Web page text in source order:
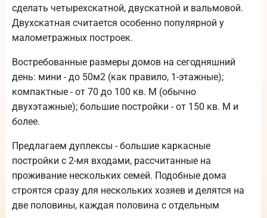
сделать четырехскатной, двускатной и вальмовой.
Двухскатная считается особенно популярной у
малометражных построек.
Востребованные размеры домов на сегодняшний
день: мини - до 50м2 (как правило, 1-этажные);
компактные - от 70 до 100 кв. М (обычно
двухэтажные); большие постройки - от 150 кв. М и
более.
Предлагаем дуплексы - большие каркасные
постройки с 2-мя входами, рассчитанные на
проживание нескольких семей. Подобные дома
строятся сразу для нескольких хозяев и делятся на
две половины, каждая половина с отдельным